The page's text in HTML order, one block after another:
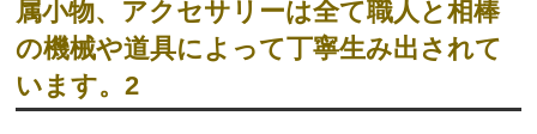
属小物、アクセサリーは全て職人と相棒
の機械や道具によって丁寧生み出されて
います。2